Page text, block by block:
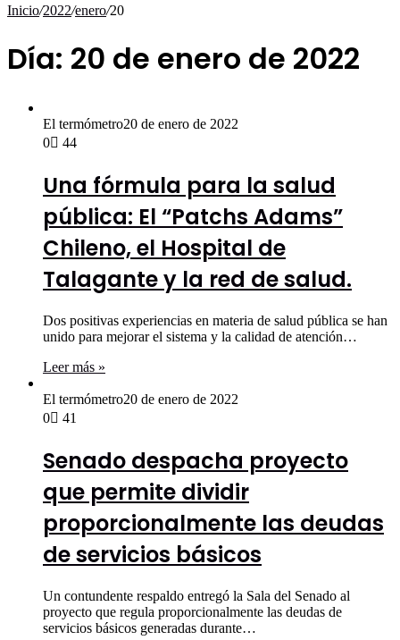
Inicio/2022/enero/20
Día: 20 de enero de 2022
El termómetro20 de enero de 2022
0
44
Una fórmula para la salud
pública: El “Patchs Adams”
Chileno, el Hospital de
Talagante y la red de salud.
Dos positivas experiencias en materia de salud pública se han
unido para mejorar el sistema y la calidad de atención…
Leer más »
El termómetro20 de enero de 2022
0
41
Senado despacha proyecto
que permite dividir
proporcionalmente las deudas
de servicios básicos
Un contundente respaldo entregó la Sala del Senado al
proyecto que regula proporcionalmente las deudas de
servicios básicos generadas durante…